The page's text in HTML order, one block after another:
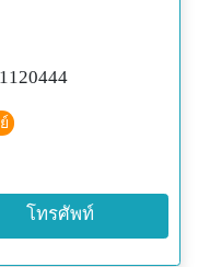
โทรศัพท์